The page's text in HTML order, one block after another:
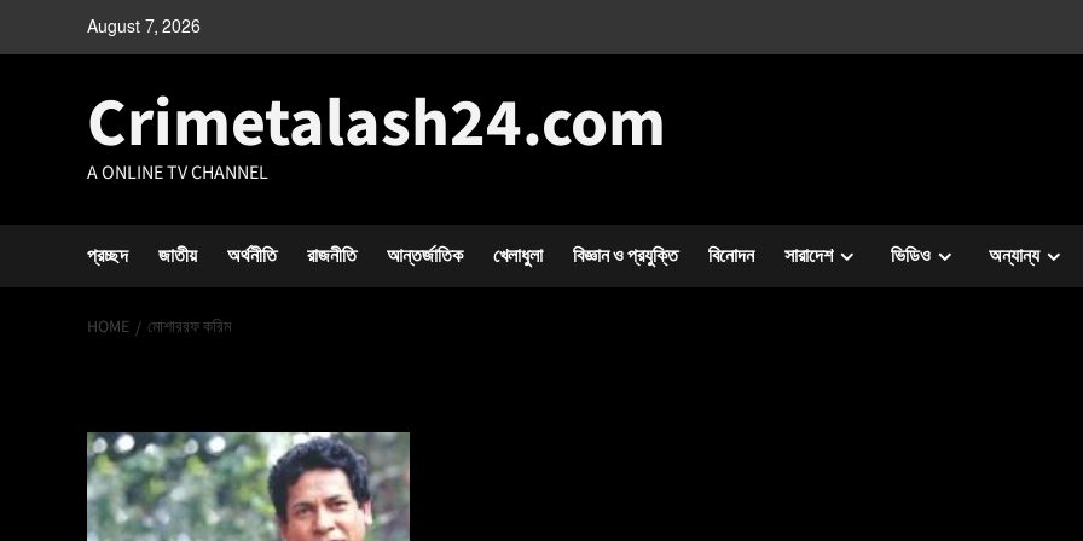
August 7, 2026
Crimetalash24.com
A ONLINE TV CHANNEL
প্রচ্ছদ জাতীয় অর্থনীতি রাজনীতি আন্তর্জাতিক খেলাধুলা বিজ্ঞান ও প্রযুক্তি বিনোদন সারাদেশ ভিডিও অন্যান্য
HOME মোশাররফ করিম